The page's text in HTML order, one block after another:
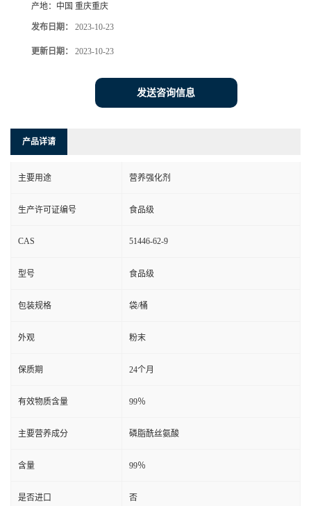
产地： 中国 重庆重庆
发布日期： 2023-10-23
更新日期： 2023-10-23
发送咨询信息
产品详请
主要用途 营养强化剂
生产许可证编号 食品级
CAS 51446-62-9
型号 食品级
包装规格 袋/桶
外观 粉末
保质期 24个月
有效物质含量 99％
主要营养成分 磷脂酰丝氨酸
含量 99％
是否进口 否